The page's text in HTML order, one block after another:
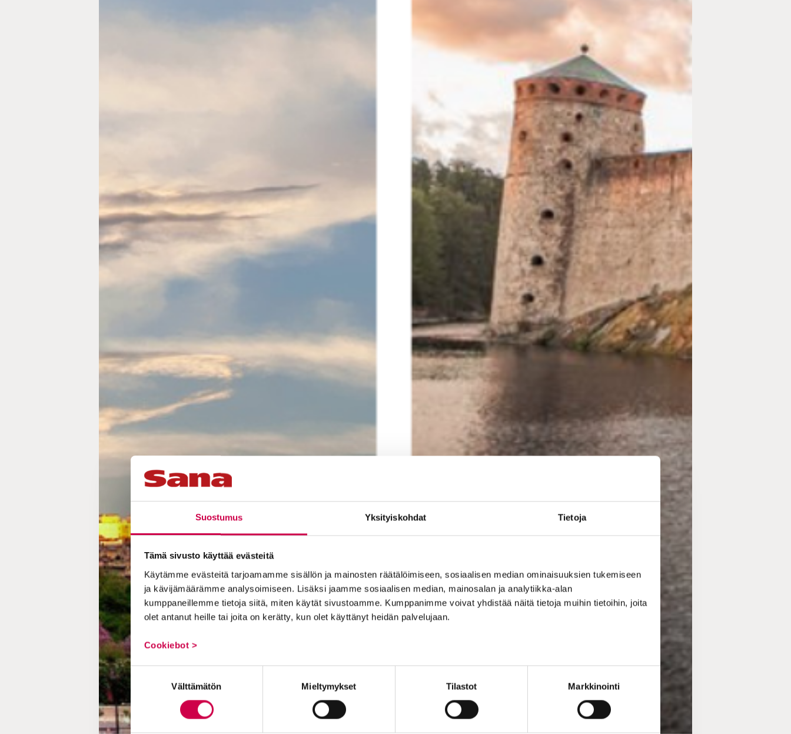
Suostumus Yksityiskohdat Tietoja
Tämä sivusto käyttää evästeitä
Käytämme evästeitä tarjoamamme sisällön ja mainosten räätälöimiseen, sosiaalisen median ominaisuuksien tukemiseen
ja kävijämäärämme analysoimiseen. Lisäksi jaamme sosiaalisen median, mainosalan ja analytiikka-alan
kumppaneillemme tietoja siitä, miten käytät sivustoamme. Kumppanimme voivat yhdistää näitä tietoja muihin tietoihin, joita
olet antanut heille tai joita on kerätty, kun olet käyttänyt heidän palvelujaan.
Cookiebot >
Välttämätön Mieltymykset Tilastot Markkinointi